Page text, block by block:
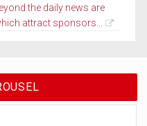
the daily news are
attract sponsors...